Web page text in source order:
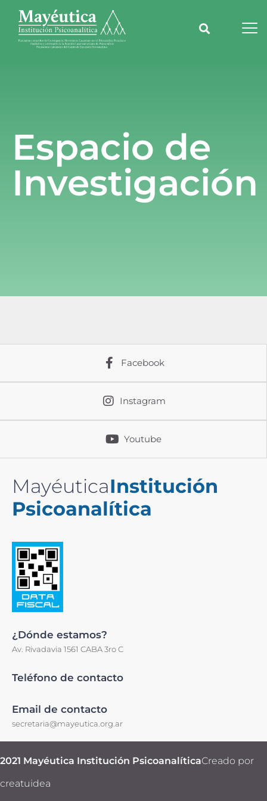
Espacio de
Investigación
Facebook
Instagram
Youtube
MayéuticaInstitución
Psicoanalítica
¿Dónde estamos?
Av. Rivadavia 1561 CABA 3ro C
Teléfono de contacto
Email de contacto
secretaria@mayeutica.org.ar
2021 Mayéutica Institución PsicoanalíticaCreado por
creatuidea